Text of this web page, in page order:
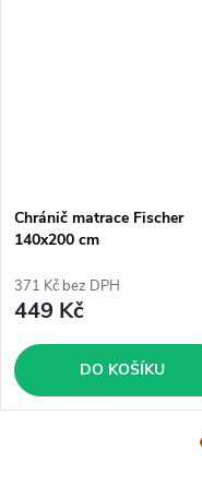
Chránič matrace Fischer
140x200 cm
371 Kč bez DPH
449 Kč
DO KOŠÍKU